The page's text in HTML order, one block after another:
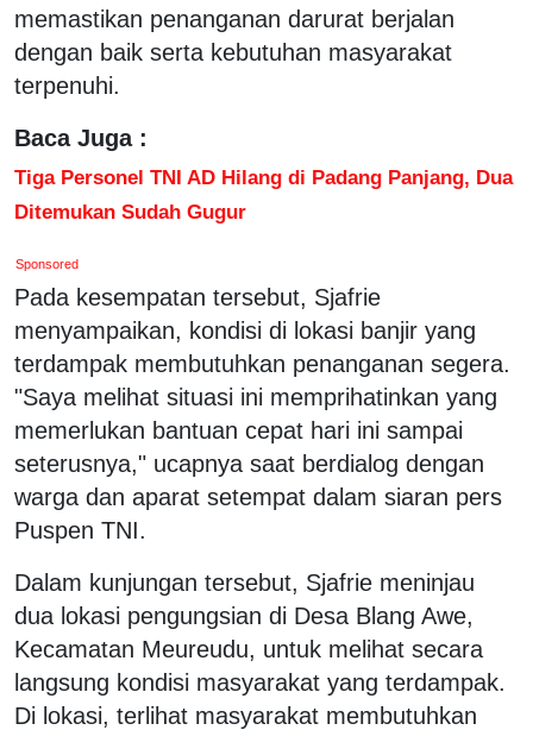
memastikan penanganan darurat berjalan
dengan baik serta kebutuhan masyarakat
terpenuhi.
Baca Juga :
Tiga Personel TNI AD Hilang di Padang Panjang, Dua
Ditemukan Sudah Gugur
Sponsored
Pada kesempatan tersebut, Sjafrie
menyampaikan, kondisi di lokasi banjir yang
terdampak membutuhkan penanganan segera.
"Saya melihat situasi ini memprihatinkan yang
memerlukan bantuan cepat hari ini sampai
seterusnya," ucapnya saat berdialog dengan
warga dan aparat setempat dalam siaran pers
Puspen TNI.
Dalam kunjungan tersebut, Sjafrie meninjau
dua lokasi pengungsian di Desa Blang Awe,
Kecamatan Meureudu, untuk melihat secara
langsung kondisi masyarakat yang terdampak.
Di lokasi, terlihat masyarakat membutuhkan